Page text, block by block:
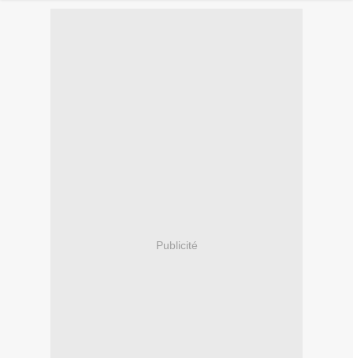
Publicité